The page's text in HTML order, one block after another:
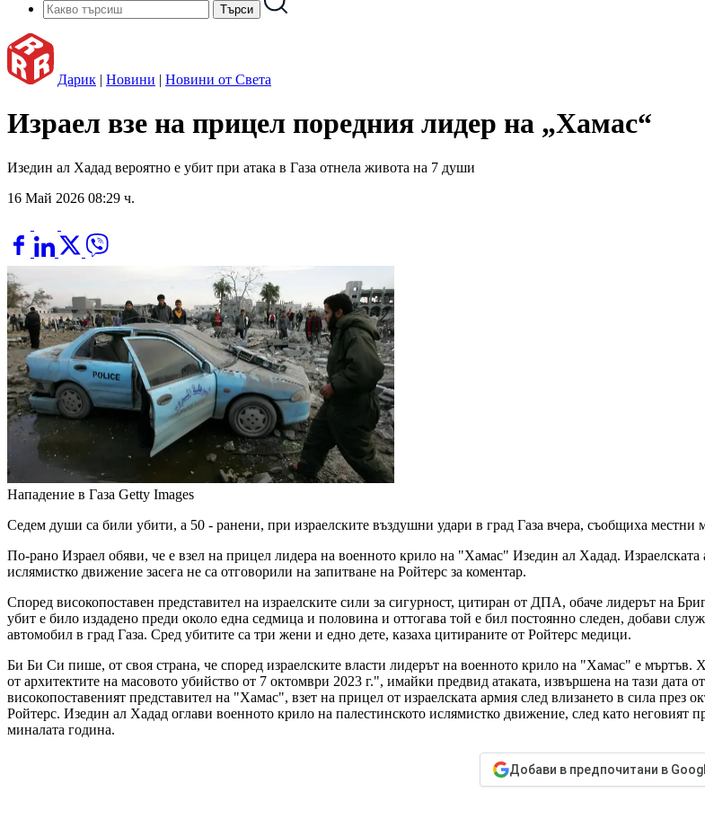
Дарик | Новини | Новини от Света
Израел взе на прицел поредния лидер на „Хамас“
Изедин ал Хадад вероятно е убит при атака в Газа отнела живота на 7 души
16 Май 2026 08:29 ч.
Нападение в Газа Getty Images
Седем души са били убити, а 50 - ранени, при израелските въздушни удари в град Газа вчера, съобщиха местни
По-рано Израел обяви, че е взел на прицел лидера на военното крило на "Хамас" Изедин ал Хадад.
ислямистко движение засега не са отговорили на запитване на Ройтерс за коментар.
Според високопоставен представител на израелските сили за сигурност, цитиран от ДПА, обаче лидерът на
убит е било издадено преди около една седмица и половина и оттогава той е бил постоянно следен, добави
автомобил в град Газа. Сред убитите са три жени и едно дете, казаха цитираните от Ройтерс медици.
Би Би Си пише, от своя страна, че според израелските власти лидерът на военното крило на "Хамас" е мъртъв.
от архитектите на масовото убийство от 7 октомври 2023 г.", имайки предвид атаката, извършена на тази дата
високопоставеният представител на "Хамас", взет на прицел от израелската армия след влизането в сила през
Ройтерс. Изедин ал Хадад оглави военното крило на палестинското ислямистко движение, след като
миналата година.
Добави в предпочитани в